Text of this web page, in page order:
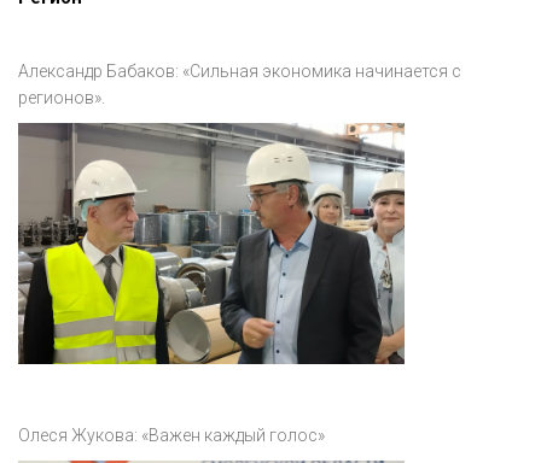
Александр Бабаков: «Сильная экономика начинается с
регионов».
Олеся Жукова: «Важен каждый голос»